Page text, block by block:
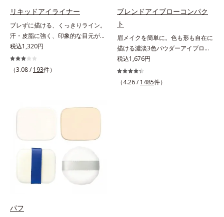
フできます。
リキッドアイライナー
ブレずに描ける、くっきりライン。
汗・皮脂に強く、印象的な目元が続
く。なめらかなタッチでブレずに美
しいラインが簡単に描ける、リキッ
ドタイプのアイライナーです。シャ
長い持ち手＆短めの軸で、目の際ギ
ながら、お湯でらくらくオフ(*)でき
て手間要らず！* クレンジングの
際、お湯で落とせます。
税込1,320円
（3.08 / 193件）
ブレンドアイブローコンパク
ト
眉メイクを簡単に。色も形も自在に
描ける濃淡3色パウダーアイブロ
ー。眉は髪の色に合わせると自然。
濃淡3色セットなら、混ぜ方次第で
自分にぴったりの眉色が作れます。
税込1,676円
（4.26 / 1485件）
パフ